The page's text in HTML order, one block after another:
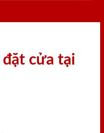
đặt cửa tại